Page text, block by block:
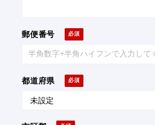
郵便番号
都道府県